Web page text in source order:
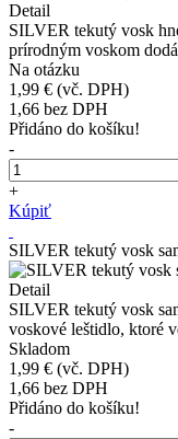
Detail
SILVER tekutý vosk
prírodným voskom
Na otázku
1,99 € (vč. DPH)
1,66 bez DPH
Přidáno do košíku!
-
+
Kúpiť
SILVER tekutý vosk
Detail
SILVER tekutý vosk
voskové leštidlo, ktoré
Skladom
1,99 € (vč. DPH)
1,66 bez DPH
Přidáno do košíku!
-